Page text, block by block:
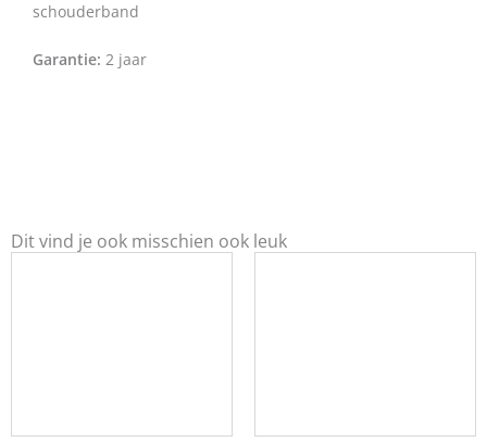
schouderband
Garantie: 2 jaar
Dit vind je ook misschien ook leuk